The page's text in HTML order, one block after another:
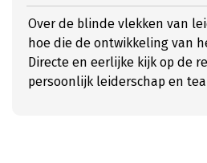
Over de blinde vlekken van
hoe die de ontwikkeling van
Directe en eerlijke kijk op de
persoonlijk leiderschap en